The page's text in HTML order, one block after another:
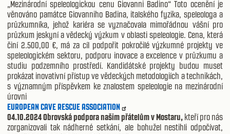
„Mezinárodní speleologickou cenu Giovanni Badino“ Toto ocenění je
věnováno památce Giovanniho Badina, italského fyzika, speleologa a
průzkumníka, jehož kariéra se vyznačovala mimořádnou vášní pro
průzkum jeskyní a vědecký výzkum v oblasti speleologie. Cena, která
činí 2.500,00 €, má za cíl podpořit pokročilé výzkumné projekty ve
speleologickém sektoru, podporu inovace a excelence v průzkumu a
studiu podzemního prostředí. Kandidátské projekty budou muset
prokázat inovativní přístup ve vědeckých metodologiích a technikách,
s významným příspěvkem ke znalostem speleologie na mezinárodní
úrovni
EUROPEAN CAVE RESCUE ASSOCIATION
04.10.2024 Obrovská podpora našim přátelům v Mostaru, kteří pro nás
zorganizovali tak nádherné setkání, ale bohužel nestihli odpočívat,